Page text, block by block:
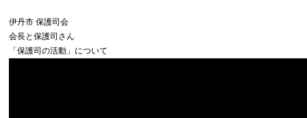
伊丹市 保護司会
会長と保護司さん
「保護司の活動」について